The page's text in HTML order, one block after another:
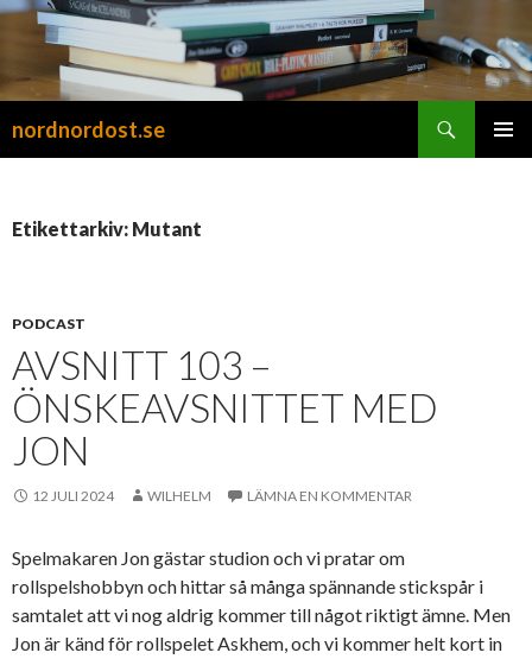
nordnordost.se
Etikettarkiv: Mutant
PODCAST
AVSNITT 103 –
ÖNSKEAVSNITTET MED
JON
12 JULI 2024 WILHELM LÄMNA EN KOMMENTAR
Spelmakaren Jon gästar studion och vi pratar om
rollspelshobbyn och hittar så många spännande stickspår i
samtalet att vi nog aldrig kommer till något riktigt ämne. Men
Jon är känd för rollspelet Askhem, och vi kommer helt kort in